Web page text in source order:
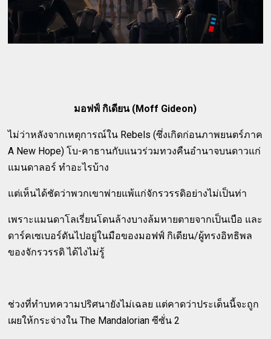
มอฟฟ์ กิเดียน (Moff Gideon)
ไม่ว่าหลังจากเหตุการณ์ใน Rebels (ซึ่งเกิดก่อนภาพยนตร์ภาค
A New Hope) โบ-คาธานกับแนวร่วมทวงคืนอำนาจบนดาวแก่
แมนดาลอร์ ทำอะไรบ้าง
แต่เห็นได้ชัดว่าพวกเขาพ่ายแพ้แก่จักรวรรดิอย่างไม่เป็นท่า
เพราะแมนดาโลเรี่ยนโดนล้างบางล้มหายตายจากเป็นเบือ และ
ดาร์คเซเบอร์ดันไปอยู่ในมือของมอฟฟ์ กิเดียน/ผู้ทรงอิทธิพล
ของจักรวรรดิ ได้ไงไม่รู้
ช่วงที่ทำบทความปริศนายังไม่เฉลย แต่คาดว่าประเด็นนี้จะถูก
เผยให้กระจ่างใน The Mandalorian ซีซั่น 2